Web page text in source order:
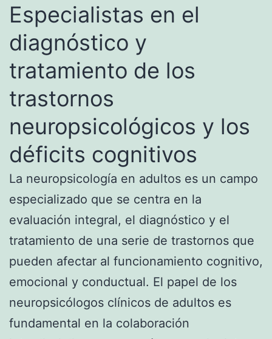
Especialistas en el
diagnóstico y
tratamiento de los
trastornos
neuropsicológicos y los
déficits cognitivos
La neuropsicología en adultos es un campo
especializado que se centra en la
evaluación integral, el diagnóstico y el
tratamiento de una serie de trastornos que
pueden afectar al funcionamiento cognitivo,
emocional y conductual. El papel de los
neuropsicólogos clínicos de adultos es
fundamental en la colaboración